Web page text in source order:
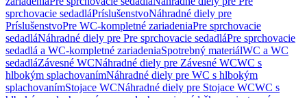
sprchovacie sedadláPríslušenstvoNáhradné diely pre
PríslušenstvoPre WC-kompletné zariadeniaPre sprchovacie
sedadláNáhradné diely pre Pre sprchovacie sedadláPre sprchovacie
sedadlá a WC-kompletné zariadeniaSpotrebný materiálWC a WC
sedadláZávesné WCNáhradné diely pre Závesné WCWC s
hlbokým splachovanímNáhradné diely pre WC s hlbokým
splachovanímStojace WCNáhradné diely pre Stojace WCWC s